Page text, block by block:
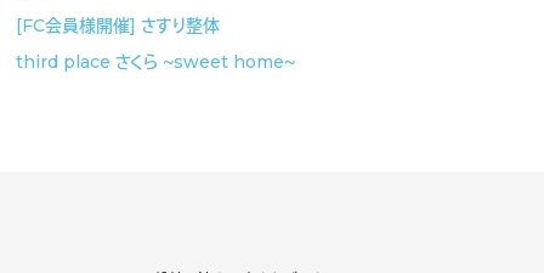
[FC会員様開催] さすり整体
third place さくら 〜sweet home〜